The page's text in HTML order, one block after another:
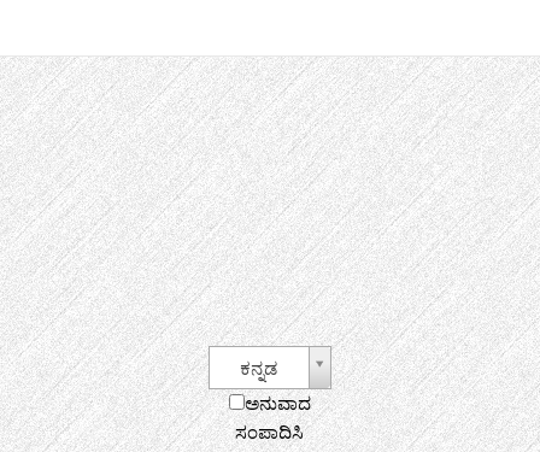
ಕನ್ನಡ
ಅನುವಾದ
ಸಂಪಾದಿಸಿ